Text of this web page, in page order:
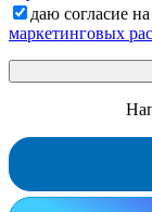
даю согласие на
маркетинговых